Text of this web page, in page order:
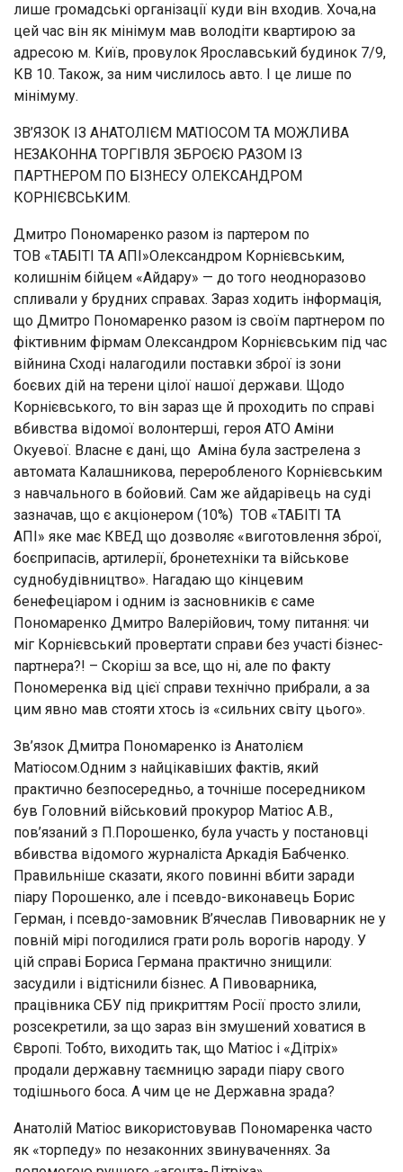
лише громадські організації куди він входив. Хоча,на
цей час він як мінімум мав володіти квартирою за
адресою м. Київ, провулок Ярославський будинок 7/9,
КВ 10. Також, за ним числилось авто. І це лише по
мінімуму.
ЗВ’ЯЗОК ІЗ АНАТОЛІЄМ МАТІОСОМ ТА МОЖЛИВА
НЕЗАКОННА ТОРГІВЛЯ ЗБРОЄЮ РАЗОМ ІЗ
ПАРТНЕРОМ ПО БІЗНЕСУ ОЛЕКСАНДРОМ
КОРНІЄВСЬКИМ.
Дмитро Пономаренко разом із партером по
ТОВ «ТАБІТІ ТА АПІ»Олександром Корнієвським,
колишнім бійцем «Айдару» — до того неодноразово
спливали у брудних справах. Зараз ходить інформація,
що Дмитро Пономаренко разом із своїм партнером по
фіктивним фірмам Олександром Корнієвським під час
війнина Сході налагодили поставки зброї із зони
боєвих дій на терени цілої нашої держави. Щодо
Корнієвського, то він зараз ще й проходить по справі
вбивства відомої волонтерші, героя АТО Аміни
Окуевої. Власне є дані, що Аміна була застрелена з
автомата Калашникова, переробленого Корнієвським
з навчального в бойовий. Сам же айдарівець на суді
зазначав, що є акціонером (10%) ТОВ «ТАБІТІ ТА
АПІ» яке має КВЕД що дозволяє «виготовлення зброї,
боєприпасів, артилерії, бронетехніки та військове
суднобудівництво». Нагадаю що кінцевим
бенефеціаром і одним із засновників є саме
Пономаренко Дмитро Валерійович, тому питання: чи
міг Корнієвський провертати справи без участі бізнес-
партнера?! – Скоріш за все, що ні, але по факту
Пономеренка від цієї справи технічно прибрали, а за
цим явно мав стояти хтось із «сильних світу цього».
Зв’язок Дмитра Пономаренко із Анатолієм
Матіосом.Одним з найцікавіших фактів, який
практично безпосередньо, а точніше посередником
був Головний військовий прокурор Матіос А.В.,
пов’язаний з П.Порошенко, була участь у постановці
вбивства відомого журналіста Аркадія Бабченко.
Правильніше сказати, якого повинні вбити заради
піару Порошенко, але і псевдо-виконавець Борис
Герман, і псевдо-замовник В’ячеслав Пивоварник не у
повній мірі погодилися грати роль ворогів народу. У
цій справі Бориса Германа практично знищили:
засудили і відтіснили бізнес. А Пивоварника,
працівника СБУ під прикриттям Росії просто злили,
розсекретили, за що зараз він змушений ховатися в
Європі. Тобто, виходить так, що Матіос і «Дітріх»
продали державну таємницю заради піару свого
тодішнього боса. А чим це не Державна зрада?
Анатолій Матіос використовував Пономаренка часто
як «торпеду» по незаконних звинуваченнях. За